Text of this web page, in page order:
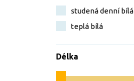
studená denní bílá
teplá bílá
Délka